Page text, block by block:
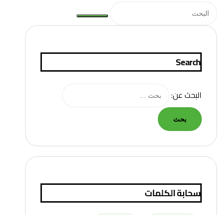
Search
البحث عن:
سحابة الكلمات